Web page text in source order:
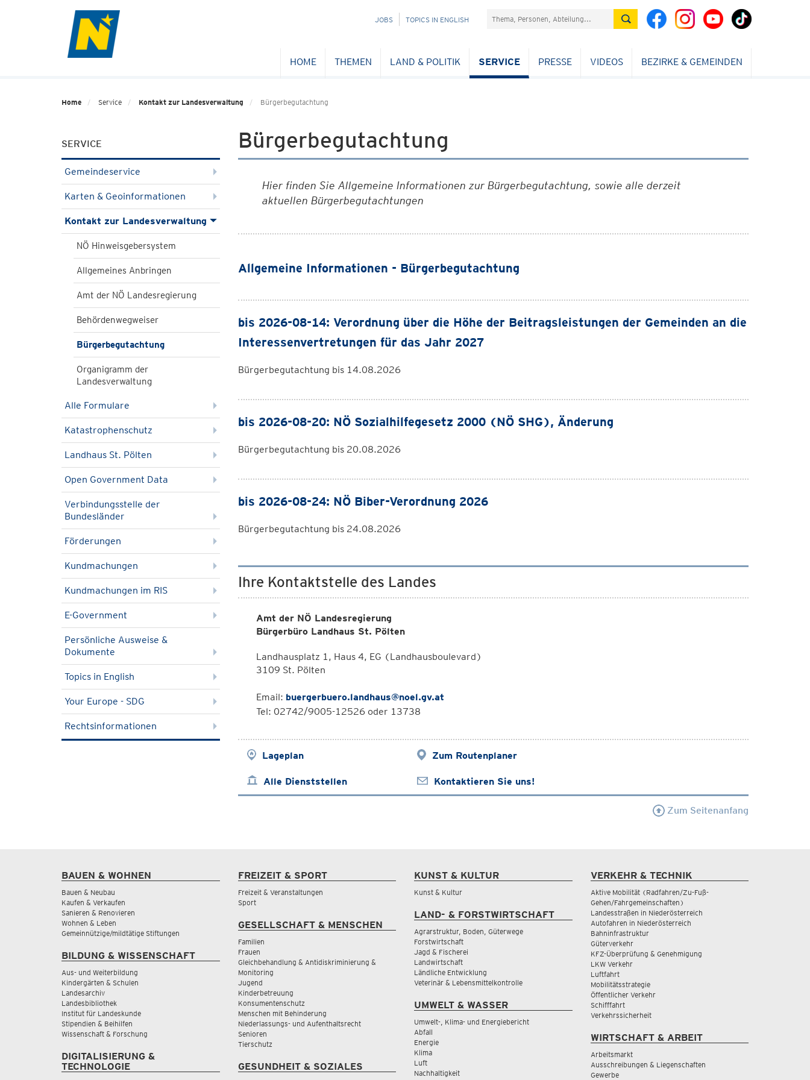
NAVIGATION
JOBS TOPICS IN ENGLISH Suchefeld
HOME THEMEN LAND & POLITIK SERVICE PRESSE VIDEOS BEZIRKE & GEMEINDEN
Home Service Kontakt zur Landesverwaltung Bürgerbegutachtung
SERVICE
Gemeindeservice
Karten & Geoinformationen
Kontakt zur Landesverwaltung
NÖ Hinweisgebersystem
Allgemeines Anbringen
Amt der NÖ Landesregierung
Behördenwegweiser
Bürgerbegutachtung
Organigramm der
Landesverwaltung
Alle Formulare
Katastrophenschutz
Landhaus St. Pölten
Open Government Data
Verbindungsstelle der
Bundesländer
Förderungen
Kundmachungen
Kundmachungen im RIS
E-Government
Persönliche Ausweise &
Dokumente
Topics in English
Your Europe - SDG
Rechtsinformationen
Bürgerbegutachtung
Hier finden Sie Allgemeine Informationen zur Bürgerbegutachtung, sowie alle derzeit
aktuellen Bürgerbegutachtungen
Allgemeine Informationen - Bürgerbegutachtung
bis 2026-08-14: Verordnung über die Höhe der Beitragsleistungen der Gemeinden an die
Interessenvertretungen für das Jahr 2027
Bürgerbegutachtung bis 14.08.2026
bis 2026-08-20: NÖ Sozialhilfegesetz 2000 (NÖ SHG), Änderung
Bürgerbegutachtung bis 20.08.2026
bis 2026-08-24: NÖ Biber-Verordnung 2026
Bürgerbegutachtung bis 24.08.2026
Ihre Kontaktstelle des Landes
Amt der NÖ Landesregierung
Bürgerbüro Landhaus St. Pölten
Landhausplatz 1, Haus 4, EG (Landhausboulevard)
3109 St. Pölten
Email: buergerbuero.landhaus@noel.gv.at
Tel: 02742/9005-12526 oder 13738
Lageplan Zum Routenplaner
Alle Dienststellen Kontaktieren Sie uns!
Zum Seitenanfang
BAUEN & WOHNEN
Bauen & Neubau
Kaufen & Verkaufen
Sanieren & Renovieren
Wohnen & Leben
Gemeinnützige/mildtätige Stiftungen
BILDUNG & WISSENSCHAFT
Aus- und Weiterbildung
Kindergärten & Schulen
Landesarchiv
Landesbibliothek
Institut für Landeskunde
Stipendien & Beihilfen
Wissenschaft & Forschung
DIGITALISIERUNG &
TECHNOLOGIE
FREIZEIT & SPORT
Freizeit & Veranstaltungen
Sport
GESELLSCHAFT & MENSCHEN
Familien
Frauen
Gleichbehandlung & Antidiskriminierung &
Monitoring
Jugend
Kinderbetreuung
Konsumentenschutz
Menschen mit Behinderung
Niederlassungs- und Aufenthaltsrecht
Senioren
Tierschutz
GESUNDHEIT & SOZIALES
KUNST & KULTUR
Kunst & Kultur
LAND- & FORSTWIRTSCHAFT
Agrarstruktur, Boden, Güterwege
Forstwirtschaft
Jagd & Fischerei
Landwirtschaft
Ländliche Entwicklung
Veterinär & Lebensmittelkontrolle
UMWELT & WASSER
Umwelt-, Klima- und Energiebericht
Abfall
Energie
Klima
Luft
Nachhaltigkeit
VERKEHR & TECHNIK
Aktive Mobilität (Radfahren/Zu-Fuß-
Gehen/Fahrgemeinschaften)
Landesstraßen in Niederösterreich
Autofahren in Niederösterreich
Bahninfrastruktur
Güterverkehr
KFZ-Überprüfung & Genehmigung
LKW Verkehr
Luftfahrt
Mobilitätsstrategie
Öffentlicher Verkehr
Schifffahrt
Verkehrssicherheit
WIRTSCHAFT & ARBEIT
Arbeitsmarkt
Ausschreibungen & Liegenschaften
Gewerbe